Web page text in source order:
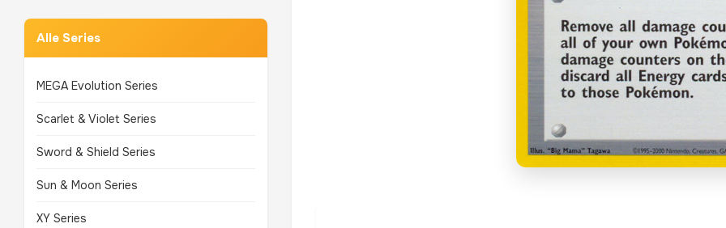
Alle Series
MEGA Evolution Series
Scarlet & Violet Series
Sword & Shield Series
Sun & Moon Series
XY Series